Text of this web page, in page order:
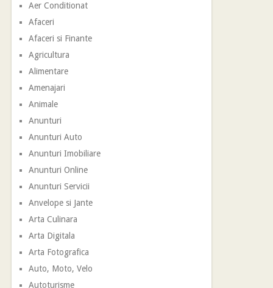
Aer Conditionat
Afaceri
Afaceri si Finante
Agricultura
Alimentare
Amenajari
Animale
Anunturi
Anunturi Auto
Anunturi Imobiliare
Anunturi Online
Anunturi Servicii
Anvelope si Jante
Arta Culinara
Arta Digitala
Arta Fotografica
Auto, Moto, Velo
Autoturisme